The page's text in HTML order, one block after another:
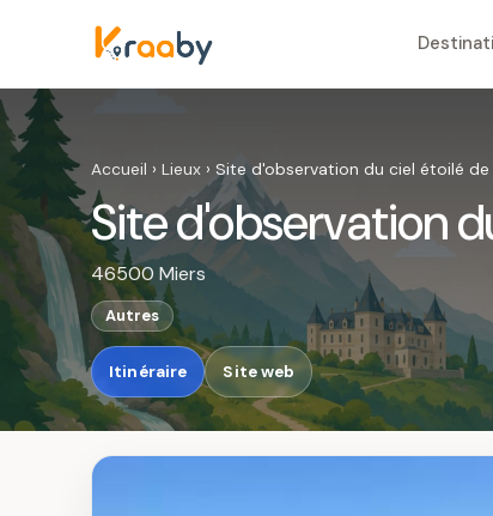
Accueil › Lieux › Site d'observation du ciel étoilé de
Site d'observation
46500 Miers
Autres
Itinéraire Site web